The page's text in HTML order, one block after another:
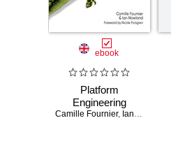
ebook
Platform
Engineering
Camille Fournier, Ian Nowland